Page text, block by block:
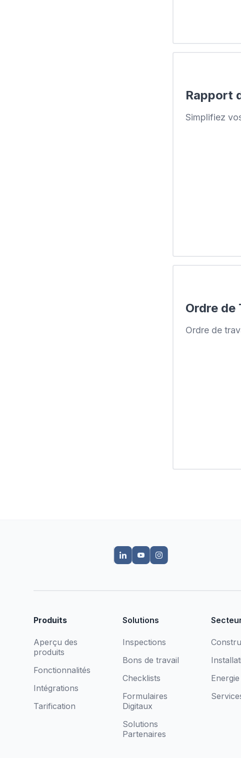
Rapport
Simplifiez
Ordre de
Ordre de
Produits
Aperçu des
produits
Fonctionnalités
Intégrations
Tarification
Solutions
Inspections
Bons de travail
Checklists
Formulaires
Digitaux
Solutions
Partenaires
Energie